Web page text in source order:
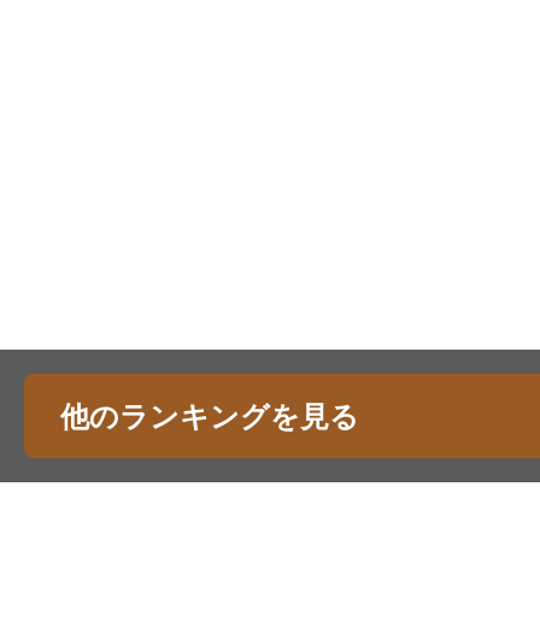
他のランキングを見る